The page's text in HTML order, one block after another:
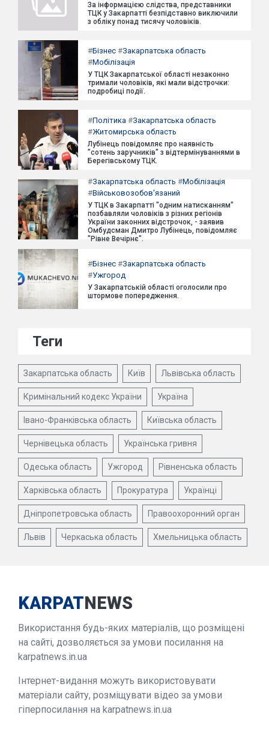
За інформацією слідства, представники
ТЦК у Закарпатті безпідставно виключили
з обліку понад тисячу чоловіків.
#Бізнес #Закарпатська область
#Мобілізація
У ТЦК Закарпатської області незаконно
тримали чоловіків, які мали відстрочки:
подробиці події.
#Політика #Закарпатська область
#Житомирська область
Лубінець повідомляє про наявність
"сотень заручників" з відтермінуваннями в
Берегівському ТЦК.
#Закарпатська область #Мобілізація
#Військовозобов'язаний
У ТЦК в Закарпатті "одним натисканням"
позбавляли чоловіків з різних регіонів
України законних відстрочок, - заявив
Омбудсман Дмитро Лубінець, повідомляє
"Рівне Вечірнє".
#Бізнес #Закарпатська область
#Ужгород
У Закарпатській області оголосили про
штормове попередження.
Теги
Закарпатська область Київ Львівська область
Кримінальний кодекс України Україна
Івано-Франківська область Київська область
Чернівецька область Українська гривня
Одеська область Ужгород Рівненська область
Харківська область Прокуратура Українці
Дніпропетровська область Правоохоронний орган
Львів Черкаська область Хмельницька область
KARPATNEWS
Використання будь-яких матеріалів, що розміщені
на сайті, дозволяється за умови посилання на
karpatnews.in.ua
Інтернет-видання можуть використовувати
матеріали сайту, розміщувати відео за умови
гіперпосилання на karpatnews.in.ua